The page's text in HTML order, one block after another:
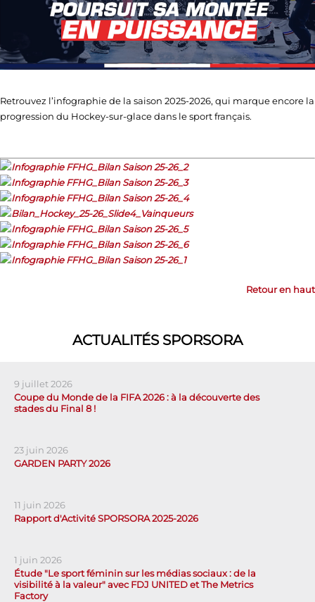
Retrouvez l’infographie de la saison 2025-2026, qui marque encore la
progression du Hockey-sur-glace dans le sport français.
Retour en haut
ACTUALITÉS SPORSORA
9 juillet 2026
Coupe du Monde de la FIFA 2026 : à la découverte des
stades du Final 8 !
23 juin 2026
GARDEN PARTY 2026
11 juin 2026
Rapport d'Activité SPORSORA 2025-2026
1 juin 2026
Étude "Le sport féminin sur les médias sociaux : de la
visibilité à la valeur" avec FDJ UNITED et The Metrics
Factory